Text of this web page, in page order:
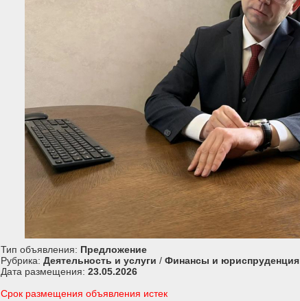
Тип объявления: Предложение
Рубрика: Деятельность и услуги / Финансы и юриспруденция
Дата размещения: 23.05.2026
Срок размещения объявления истек